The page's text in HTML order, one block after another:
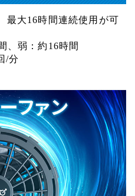
最大16時間連続使用が可
、弱：約16時間
/分